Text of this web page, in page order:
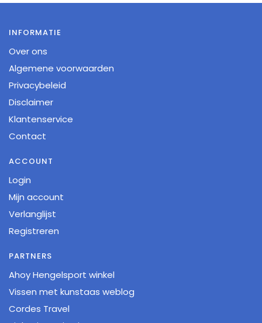
INFORMATIE
Over ons
Algemene voorwaarden
Privacybeleid
Disclaimer
Klantenservice
Contact
ACCOUNT
Login
Mijn account
Verlanglijst
Registreren
PARTNERS
Ahoy Hengelsport winkel
Vissen met kunstaas weblog
Cordes Travel